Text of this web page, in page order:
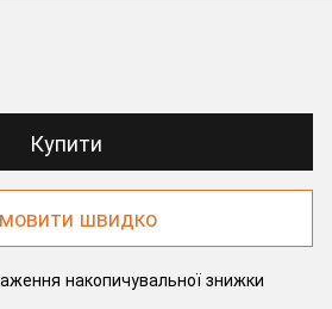
Купити
швидко
накопичувальної знижки